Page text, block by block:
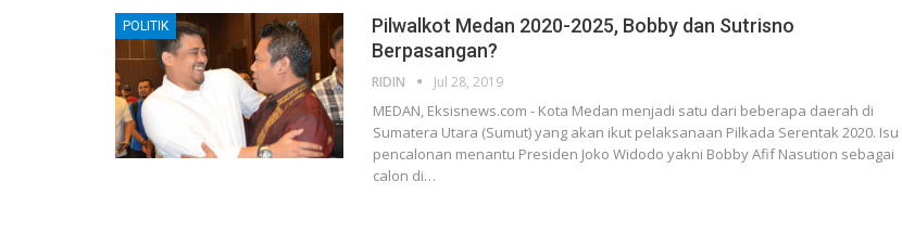
POLITIK
Pilwalkot Medan 2020-2025, Bobby dan Sutrisno
Berpasangan?
RIDIN Jul 28, 2019
MEDAN, Eksisnews.com - Kota Medan menjadi satu dari beberapa daerah di
Sumatera Utara (Sumut) yang akan ikut pelaksanaan Pilkada Serentak 2020. Isu
pencalonan menantu Presiden Joko Widodo yakni Bobby Afif Nasution sebagai
calon di…